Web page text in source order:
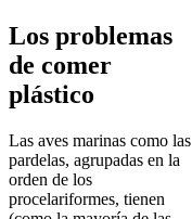
Los problemas
de comer
plástico
Las aves marinas como las
pardelas, agrupadas en la
orden de los
procelariformes, tienen